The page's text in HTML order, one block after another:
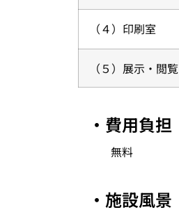
（４）印刷室
（５）展示・閲
・費用負担
無料
・施設風景